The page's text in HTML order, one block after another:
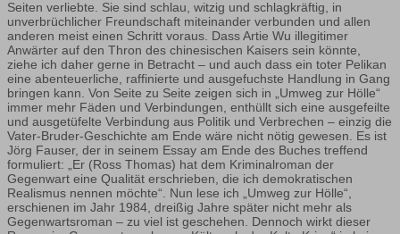
Seiten verliebte. Sie sind schlau, witzig und schlagkräftig, in
unverbrüchlicher Freundschaft miteinander verbunden und allen
anderen meist einen Schritt voraus. Dass Artie Wu illegitimer
Anwärter auf den Thron des chinesischen Kaisers sein könnte,
ziehe ich daher gerne in Betracht – und auch dass ein toter Pelikan
eine abenteuerliche, raffinierte und ausgefuchste Handlung in Gang
bringen kann. Von Seite zu Seite zeigen sich in „Umweg zur Hölle“
immer mehr Fäden und Verbindungen, enthüllt sich eine ausgefeilte
und ausgetüfelte Verbindung aus Politik und Verbrechen – einzig die
Vater-Bruder-Geschichte am Ende wäre nicht nötig gewesen. Es ist
Jörg Fauser, der in seinem Essay am Ende des Buches treffend
formuliert: „Er (Ross Thomas) hat dem Kriminalroman der
Gegenwart eine Qualität erschrieben, die ich demokratischen
Realismus nennen möchte“. Nun lese ich „Umweg zur Hölle“,
erschienen im Jahr 1984, dreißig Jahre später nicht mehr als
Gegenwartsroman – zu viel ist geschehen. Dennoch wirkt dieser